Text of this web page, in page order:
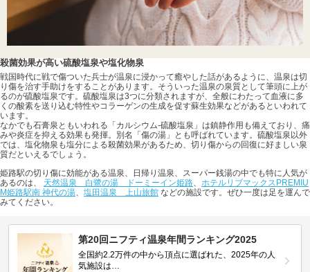
殺菌効果が高い硫酸塩泉や塩化物泉
戦国時代に戦で傷ついた兵士が温泉に浸かって癒やした話があるように、温泉は切
り傷を治す手助けをすることがあります。そういった温泉の泉質として筆頭に上が
るのが硫酸塩泉です。硫酸塩泉は3つに分類されますが、全般にわたって血液に多
くの酸素を送り込む特性やコラーゲンの生成を促す蘇生効果などがあるといわれて
います。
なかでも石膏泉ともいわれる「カルシウム-硫酸塩泉」は鎮静作用も備えており、痛
みや炎症を抑える効果も発揮。別名「傷の湯」とも呼ばれています。硫酸塩泉以外
では、塩化物泉も塩分による殺菌効果があるため、切り傷からの回復に好ましい泉
質だといえるでしょう。
姫路駅の切り傷に効能がある温泉、日帰り温泉、スーパー銭湯の中でも特に人気が
あるのは、 天然温泉 白鷺の湯 ドーミーイン姫路、 ホテルリブマックスPREMIU
M姫路駅南 神代の湯、 塩田温泉 上山旅館 などの施設です。ぜひ一度は足を運んで
みてください。
第20回ニフティ温泉年間ランキング2025
全国約2.2万件の中から頂点に選ばれた、2025年の人
気施設は…